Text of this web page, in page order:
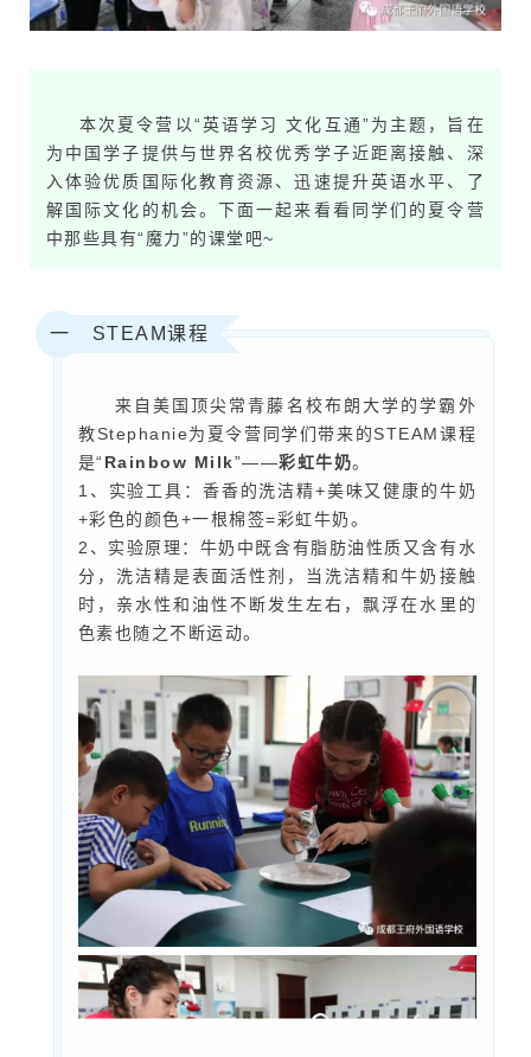
本次夏令营以“英语学习 文化互通”为主题，旨在
为中国学子提供与世界名校优秀学子近距离接触、深
入体验优质国际化教育资源、迅速提升英语水平、了
解国际文化的机会。下面一起来看看同学们的夏令营
中那些具有“魔力”的课堂吧~
一 STEAM课程
来自美国顶尖常青藤名校布朗大学的学霸外
教Stephanie为夏令营同学们带来的STEAM课程
是“ Rainbow Milk”——彩虹牛奶。
1、实验工具： 香香的洗洁精+美味又健康的牛奶
+彩色的颜色+一根棉签=彩虹牛奶。
2、 实验原理：牛奶中既含有脂肪油性质又含有水
分，洗洁精是表面活性剂，当洗洁精和牛奶接触
时，亲水性和油性不断发生左右，飘浮在水里的
色素也随之不断运动。